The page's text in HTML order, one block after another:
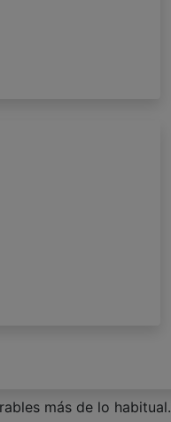
más de lo habitual.